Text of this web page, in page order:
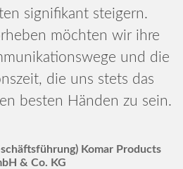
signifikant steigern.
möchten wir ihre
und die
die uns stets das
besten Händen zu sein.
Komar Products
& Co. KG